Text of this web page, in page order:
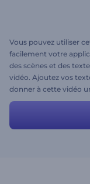
Vous pouvez utiliser
facilement votre
des scènes et des
vidéo. Ajoutez vos
donner à cette vidéo
grands résultats.